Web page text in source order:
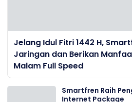
Jelang Idul Fitri 1442 H,
Jaringan dan Berikan
Malam Full Speed
Smartfren Raih
Internet Package